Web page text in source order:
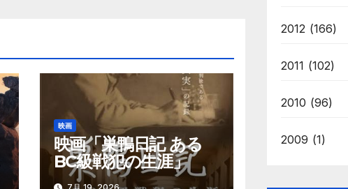
映画
映画「巣鴨日記 ある
BC級戦犯の生涯」
2012 (166)
2011 (102)
2010 (96)
2009 (1)